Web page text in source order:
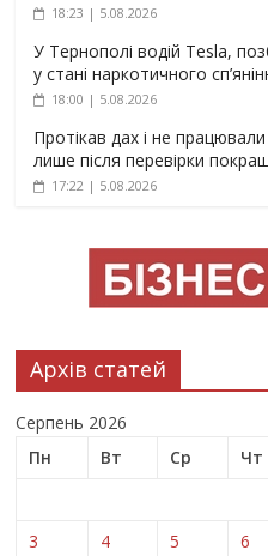
18:23 | 5.08.2026
У Тернополі водій Tesla,
у стані наркотичного
18:00 | 5.08.2026
Протікав дах і не
лише після перевірки
17:22 | 5.08.2026
Архів статей
Серпень 2026
Пн
Вт Ср Чт
3
4 5 6